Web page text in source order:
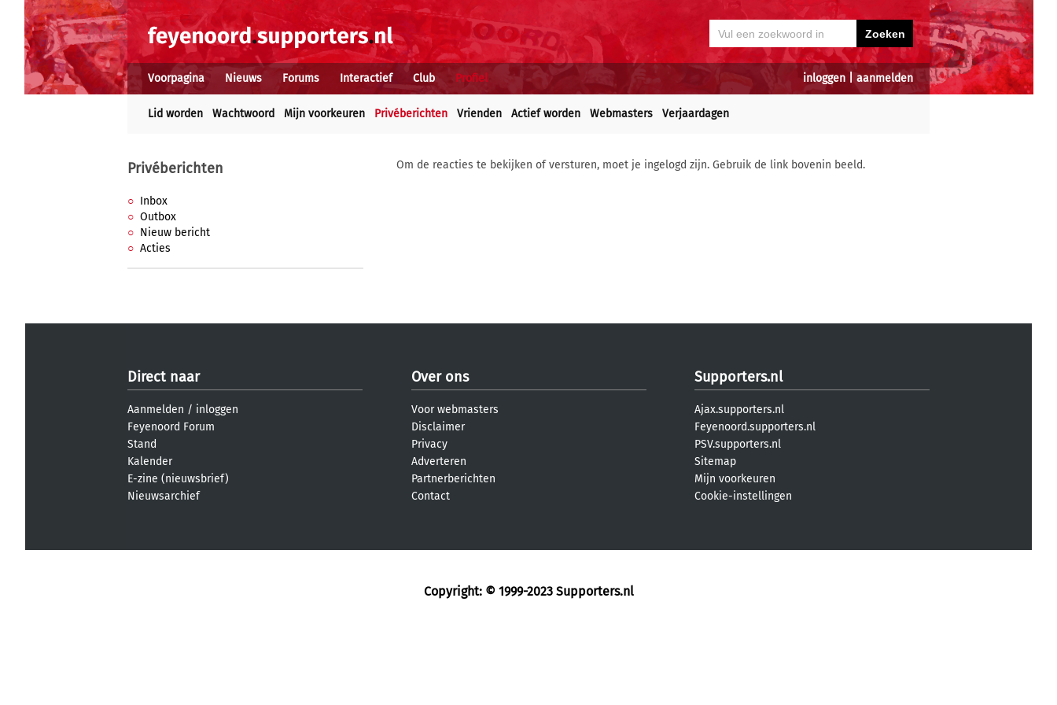
inloggen aanmelden
Voorpagina Nieuws Forums Interactief Club Profiel
Lid worden Wachtwoord Mijn voorkeuren Privéberichten Vrienden Actief worden Webmasters Verjaardagen
Privéberichten
Inbox
Outbox
Nieuw bericht
Acties
Om de reacties te bekijken of versturen, moet je ingelogd zijn. Gebruik de link bovenin beeld.
Direct naar
Aanmelden / inloggen
Feyenoord Forum
Stand
Kalender
E-zine (nieuwsbrief)
Nieuwsarchief
Over ons
Voor webmasters
Disclaimer
Privacy
Adverteren
Partnerberichten
Contact
Supporters.nl
Ajax.supporters.nl
Feyenoord.supporters.nl
PSV.supporters.nl
Sitemap
Mijn voorkeuren
Cookie-instellingen
Copyright: © 1999-2023 Supporters.nl